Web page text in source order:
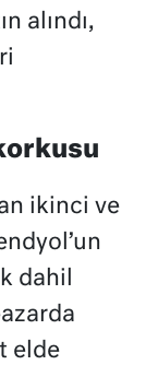
alındı,
ikinci ve
dahil
elde